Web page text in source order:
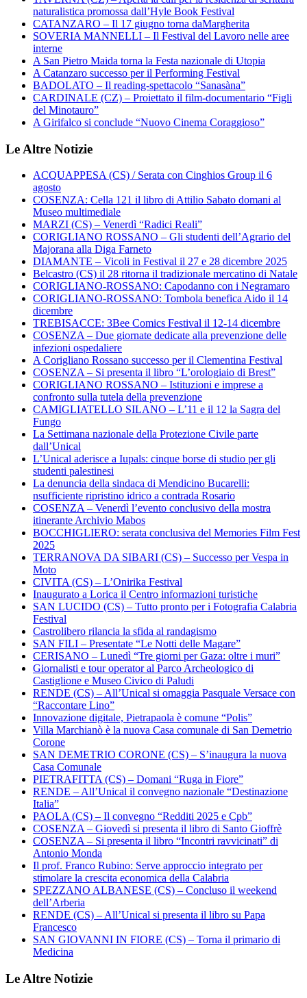
naturalistica promossa dall’Hyle Book Festival
CATANZARO – Il 17 giugno torna daMargherita
SOVERIA MANNELLI – Il Festival del Lavoro nelle aree
interne
A San Pietro Maida torna la Festa nazionale di Utopia
A Catanzaro successo per il Performing Festival
BADOLATO – Il reading-spettacolo “Sanasàna”
CARDINALE (CZ) – Proiettato il film-documentario “Figli
del Minotauro”
A Girifalco si conclude “Nuovo Cinema Coraggioso”
Le Altre Notizie
ACQUAPPESA (CS) / Serata con Cinghios Group il 6
agosto
COSENZA: Cella 121 il libro di Attilio Sabato domani al
Museo multimediale
MARZI (CS) – Venerdì “Radici Reali”
CORIGLIANO ROSSANO – Gli studenti dell’Agrario del
Majorana alla Diga Farneto
DIAMANTE – Vicoli in Festival il 27 e 28 dicembre 2025
Belcastro (CS) il 28 ritorna il tradizionale mercatino di Natale
CORIGLIANO-ROSSANO: Capodanno con i Negramaro
CORIGLIANO-ROSSANO: Tombola benefica Aido il 14
dicembre
TREBISACCE: 3Bee Comics Festival il 12-14 dicembre
COSENZA – Due giornate dedicate alla prevenzione delle
infezioni ospedaliere
A Corigliano Rossano successo per il Clementina Festival
COSENZA – Si presenta il libro “L’orologiaio di Brest”
CORIGLIANO ROSSANO – Istituzioni e imprese a
confronto sulla tutela della prevenzione
CAMIGLIATELLO SILANO – L’11 e il 12 la Sagra del
Fungo
La Settimana nazionale della Protezione Civile parte
dall’Unical
L’Unical aderisce a Iupals: cinque borse di studio per gli
studenti palestinesi
La denuncia della sindaca di Mendicino Bucarelli:
nsufficiente ripristino idrico a contrada Rosario
COSENZA – Venerdì l’evento conclusivo della mostra
itinerante Archivio Mabos
BOCCHIGLIERO: serata conclusiva del Memories Film Fest
2025
TERRANOVA DA SIBARI (CS) – Successo per Vespa in
Moto
CIVITA (CS) – L’Onirika Festival
Inaugurato a Lorica il Centro informazioni turistiche
SAN LUCIDO (CS) – Tutto pronto per i Fotografia Calabria
Festival
Castrolibero rilancia la sfida al randagismo
SAN FILI – Presentate “Le Notti delle Magare”
CERISANO – Lunedì “Tre giorni per Gaza: oltre i muri”
Giornalisti e tour operator al Parco Archeologico di
Castiglione e Museo Civico di Paludi
RENDE (CS) – All’Unical si omaggia Pasquale Versace con
“Raccontare Lino”
Innovazione digitale, Pietrapaola è comune “Polis”
Villa Marchianò è la nuova Casa comunale di San Demetrio
Corone
SAN DEMETRIO CORONE (CS) – S’inaugura la nuova
Casa Comunale
PIETRAFITTA (CS) – Domani “Ruga in Fiore”
RENDE – All’Unical il convegno nazionale “Destinazione
Italia”
PAOLA (CS) – Il convegno “Redditi 2025 e Cpb”
COSENZA – Giovedì si presenta il libro di Santo Gioffrè
COSENZA – Si presenta il libro “Incontri ravvicinati” di
Antonio Monda
Il prof. Franco Rubino: Serve approccio integrato per
stimolare la crescita economica della Calabria
SPEZZANO ALBANESE (CS) – Concluso il weekend
dell’Arberia
RENDE (CS) – All’Unical si presenta il libro su Papa
Francesco
SAN GIOVANNI IN FIORE (CS) – Torna il primario di
Medicina
Le Altre Notizie